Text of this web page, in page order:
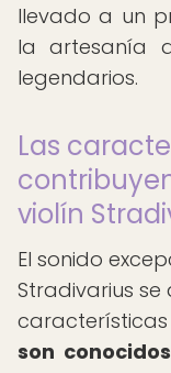
llevado a un
la artesanía
legendarios.
Las
violín
El sonido
Stradivarius
son